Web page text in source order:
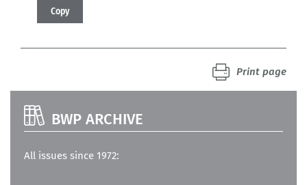
Copy
Print page
BWP ARCHIVE
All issues since 1972: